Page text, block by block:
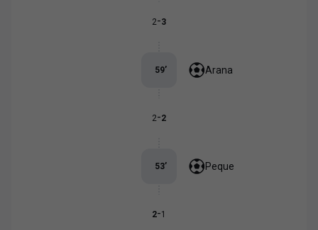
2-3
Arana
59’
2-2
Peque
53’
2-1